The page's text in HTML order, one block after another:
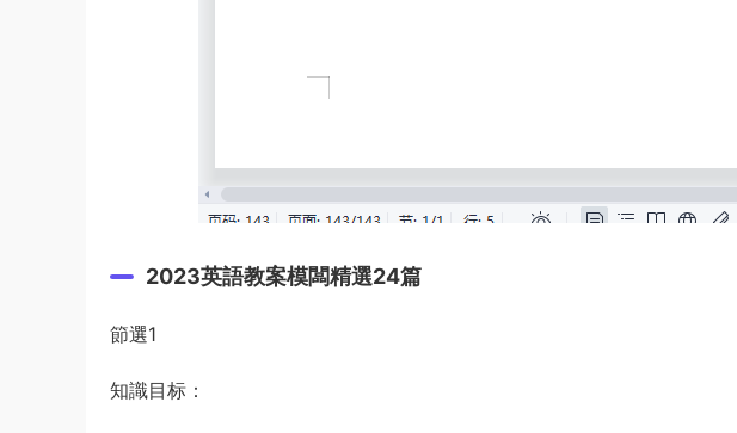
2023英語教案模闆精選24篇
節選1
知識目标：